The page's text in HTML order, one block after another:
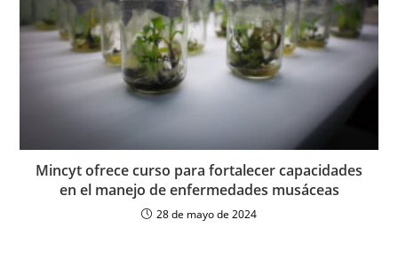
Mincyt ofrece curso para fortalecer capacidades
en el manejo de enfermedades musáceas
28 de mayo de 2024